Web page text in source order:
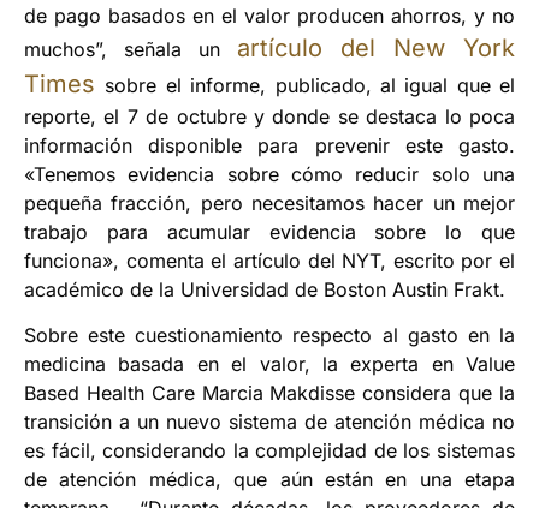
de pago basados en el valor producen ahorros, y no
muchos”, señala un artículo del New York
Times sobre el informe, publicado, al igual que el
reporte, el 7 de octubre y donde se destaca lo poca
información disponible para prevenir este gasto.
«Tenemos evidencia sobre cómo reducir solo una
pequeña fracción, pero necesitamos hacer un mejor
trabajo para acumular evidencia sobre lo que
funciona», comenta el artículo del NYT, escrito por el
académico de la Universidad de Boston Austin Frakt.
Sobre este cuestionamiento respecto al gasto en la
medicina basada en el valor, la experta en Value
Based Health Care Marcia Makdisse considera que la
transición a un nuevo sistema de atención médica no
es fácil, considerando la complejidad de los sistemas
de atención médica, que aún están en una etapa